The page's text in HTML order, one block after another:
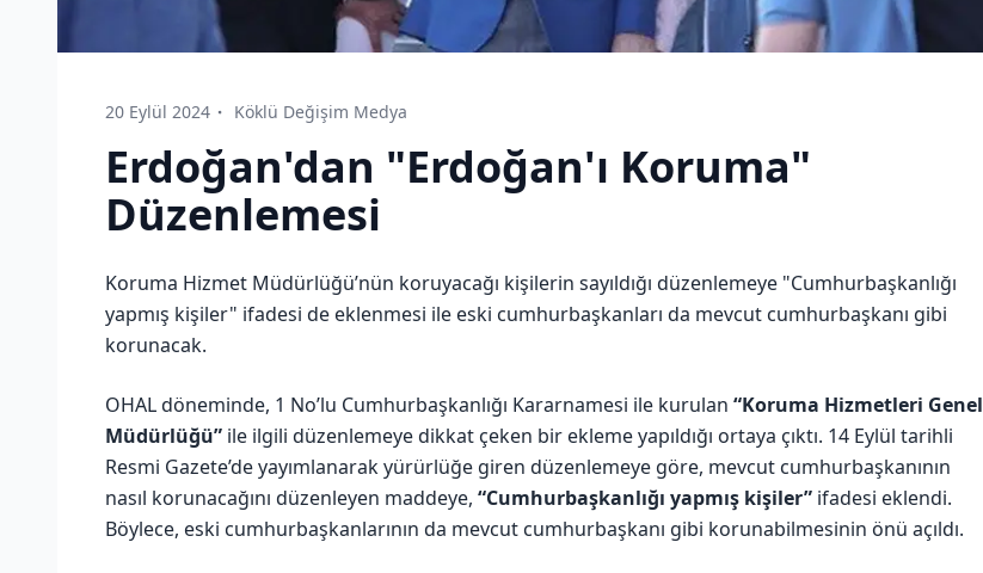
20 Eylül 2024 Köklü Değişim Medya
Erdoğan'dan "Erdoğan'ı Koruma"
Düzenlemesi
Koruma Hizmet Müdürlüğü’nün koruyacağı kişilerin sayıldığı düzenlemeye "Cumhurbaşkanlığı
yapmış kişiler" ifadesi de eklenmesi ile eski cumhurbaşkanları da mevcut cumhurbaşkanı gibi
korunacak.
OHAL döneminde, 1 No’lu Cumhurbaşkanlığı Kararnamesi ile kurulan “Koruma Hizmetleri Genel
Müdürlüğü” ile ilgili düzenlemeye dikkat çeken bir ekleme yapıldığı ortaya çıktı. 14 Eylül tarihli
Resmi Gazete’de yayımlanarak yürürlüğe giren düzenlemeye göre, mevcut cumhurbaşkanının
nasıl korunacağını düzenleyen maddeye, “Cumhurbaşkanlığı yapmış kişiler” ifadesi eklendi.
Böylece, eski cumhurbaşkanlarının da mevcut cumhurbaşkanı gibi korunabilmesinin önü açıldı.